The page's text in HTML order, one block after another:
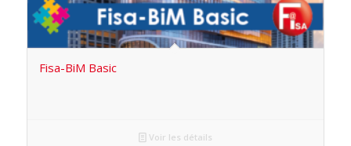
Fisa-BiM Basic
Voir les détails